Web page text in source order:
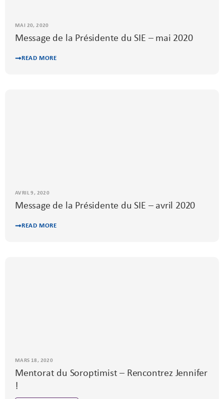
MAI 20, 2020
Message de la Présidente du SIE – mai 2020
READ MORE
AVRIL 9, 2020
Message de la Présidente du SIE – avril 2020
READ MORE
MARS 18, 2020
Mentorat du Soroptimist – Rencontrez Jennifer
!